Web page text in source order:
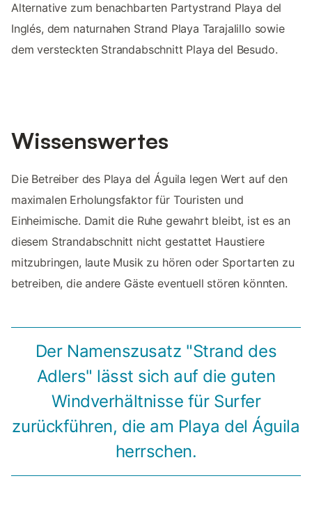
Alternative zum benachbarten Partystrand Playa del
Inglés, dem naturnahen Strand Playa Tarajalillo sowie
dem versteckten Strandabschnitt Playa del Besudo.
Wissenswertes
Die Betreiber des Playa del Águila legen Wert auf den
maximalen Erholungsfaktor für Touristen und
Einheimische. Damit die Ruhe gewahrt bleibt, ist es an
diesem Strandabschnitt nicht gestattet Haustiere
mitzubringen, laute Musik zu hören oder Sportarten zu
betreiben, die andere Gäste eventuell stören könnten.
Der Namenszusatz "Strand des
Adlers" lässt sich auf die guten
Windverhältnisse für Surfer
zurückführen, die am Playa del Águila
herrschen.